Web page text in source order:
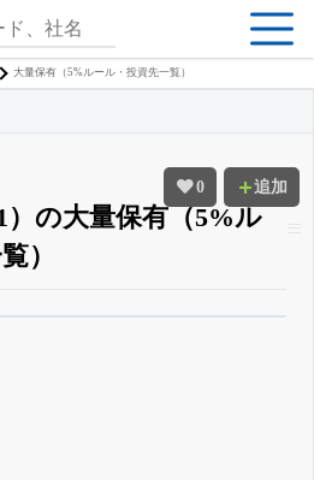
大量保有（5%ルール・投資先一覧）
0 追加
）の大量保有（5%ル
）
と米株版の先行利用も付きます